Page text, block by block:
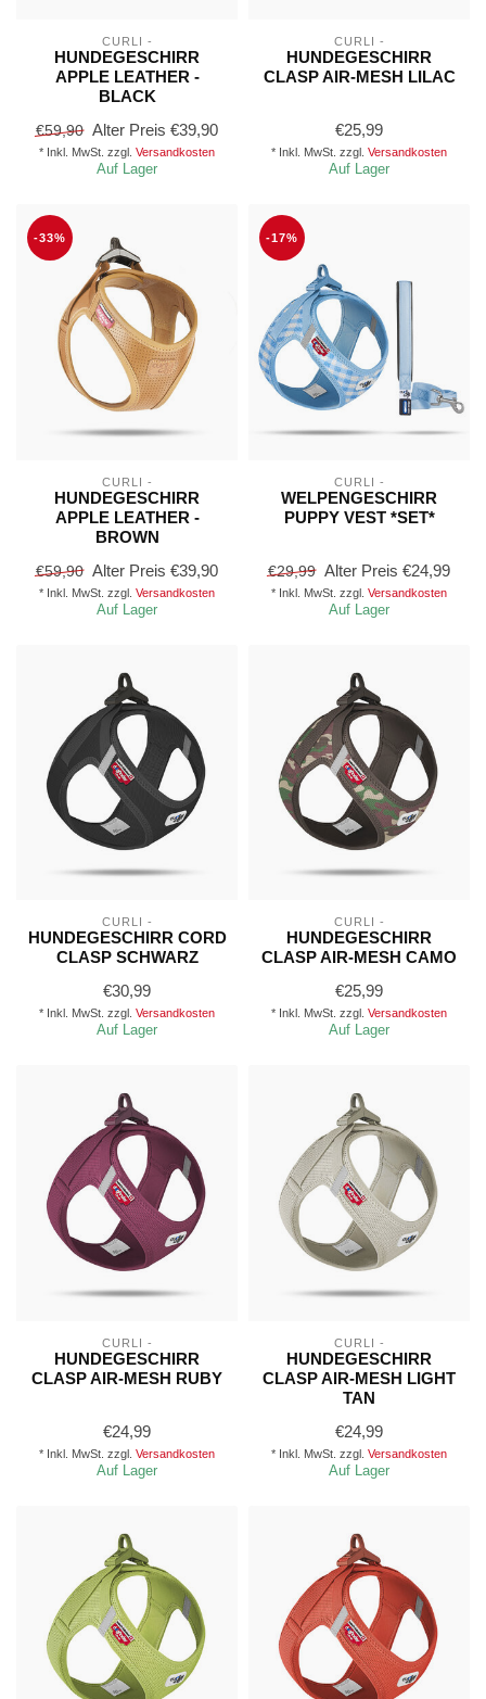
CURLI -
HUNDEGESCHIRR
APPLE LEATHER -
BLACK
€59,90 Alter Preis €39,90
* Inkl. MwSt. zzgl. Versandkosten
Auf Lager
CURLI -
HUNDEGESCHIRR
CLASP AIR-MESH LILAC
€25,99
* Inkl. MwSt. zzgl. Versandkosten
Auf Lager
-33%
CURLI -
HUNDEGESCHIRR
APPLE LEATHER -
BROWN
€59,90 Alter Preis €39,90
* Inkl. MwSt. zzgl. Versandkosten
Auf Lager
-17%
CURLI -
WELPENGESCHIRR
PUPPY VEST *SET*
€29,99 Alter Preis €24,99
* Inkl. MwSt. zzgl. Versandkosten
Auf Lager
CURLI -
HUNDEGESCHIRR CORD
CLASP SCHWARZ
€30,99
* Inkl. MwSt. zzgl. Versandkosten
Auf Lager
CURLI -
HUNDEGESCHIRR
CLASP AIR-MESH CAMO
€25,99
* Inkl. MwSt. zzgl. Versandkosten
Auf Lager
CURLI -
HUNDEGESCHIRR
CLASP AIR-MESH RUBY
€24,99
* Inkl. MwSt. zzgl. Versandkosten
Auf Lager
CURLI -
HUNDEGESCHIRR
CLASP AIR-MESH LIGHT
TAN
€24,99
* Inkl. MwSt. zzgl. Versandkosten
Auf Lager